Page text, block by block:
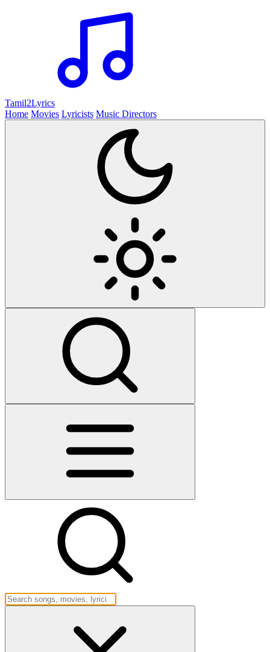
Tamil2Lyrics
Home Movies Lyricists Music Directors